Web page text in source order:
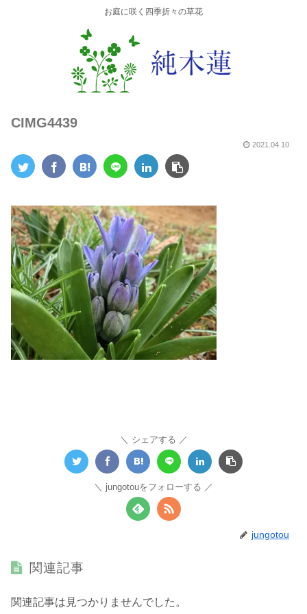
お庭に咲く四季折々の草花
CIMG4439
2021.04.10
シェアする
jungotouをフォローする
jungotou
関連記事
関連記事は見つかりませんでした。